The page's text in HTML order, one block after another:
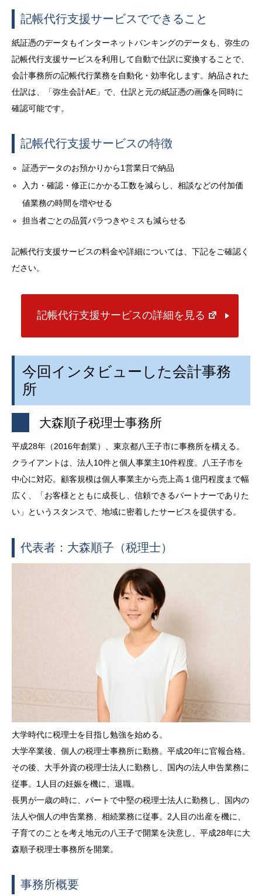
記帳代行支援サービスでできること
紙証憑のデータもインターネットバンキングのデータも、弥生の
記帳代行支援サービスを利用して自動で仕訳に変換することで、
会計事務所の記帳代行業務を自動化・効率化します。納品された
仕訳は、「弥生会計AE 」で、仕訳と元の紙証憑の画像を同時に
確認可能です。
記帳代行支援サービスの特徴
証憑データのお預かりから1営業日で納品
入力・確認・修正にかかる工数を減らし、相談などの付加価
値業務の時間を増やせる
担当者ごとの品質バラつきやミスも減らせる
記帳代行支援サービスの料金や詳細については、下記をご確認く
ださい。
記帳代行支援サービスの詳細を見る
今回インタビューした会計事務
所
大森順子税理士事務所
平成28年（2016年創業）、東京都八王子市に事務所を構える。
クライアントは、法人 10件と個人事業主10件程度。八王子市を
中心に対応。顧客規模は個人事業主から売上高１億円程度まで幅
広く、「お客様とともに成長し、信頼できるパートナーでありた
い」というスタンスで、地域に密着したサービスを提供する。
代表者：大森順子（税理士）
大学時代に税理士を目指し勉強を始める。
大学卒業後、個人の税理士事務所に勤務。平成20年に官報合格。
その後、大手外資の税理士法人に勤務し、国内の法人申告業務に
従事。 1 人目の妊娠を機に、退職。
長男が一歳の時に、パートで中堅の税理士法人に勤務し、国内の
法人や個人の申告業務、相続業務に従事。 2 人目の出産を機に、
子育てのことを考え地元の八王子で開業を決意し、平成28年に大
森順子税理士事務所を開業。
事務所概要